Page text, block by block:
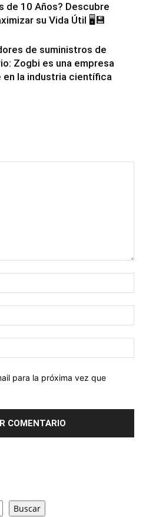
de 10 Años? Descubre
su Vida Útil 🖥️💾
de suministros de
Zogbi es una empresa
en la industria científica
para la próxima vez que
Buscar